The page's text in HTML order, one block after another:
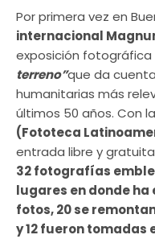
Por primera vez en
internacional
exposición fotográfica
terreno”que da
humanitarias más
últimos 50 años. Con la
(Fototeca
entrada libre y
32 fotografías
lugares en donde ha
fotos, 20 se
y 12 fueron tomadas